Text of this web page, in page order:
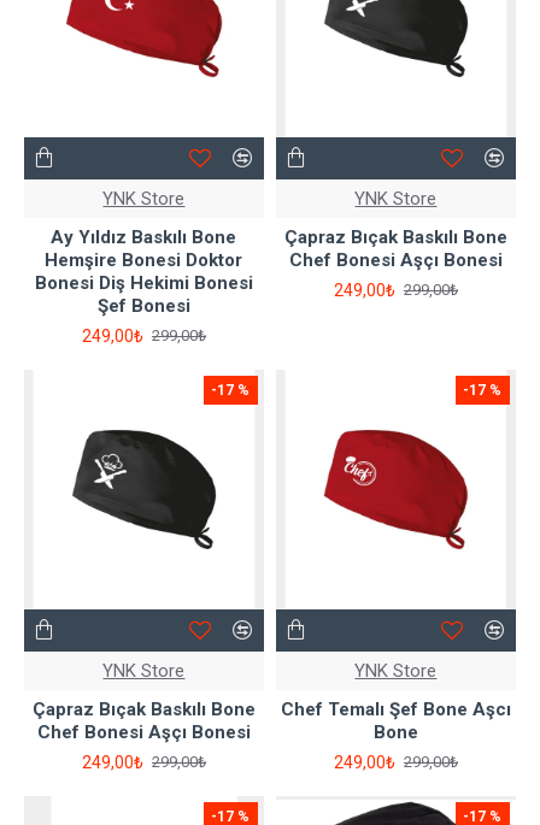
YNK Store
Ay Yıldız Baskılı Bone
Hemşire Bonesi Doktor
Bonesi Diş Hekimi Bonesi
Şef Bonesi
249,00₺ 299,00₺
YNK Store
Çapraz Bıçak Baskılı Bone
Chef Bonesi Aşçı Bonesi
249,00₺ 299,00₺
-17 %
YNK Store
Çapraz Bıçak Baskılı Bone
Chef Bonesi Aşçı Bonesi
249,00₺ 299,00₺
-17 %
YNK Store
Chef Temalı Şef Bone Aşcı
Bone
249,00₺ 299,00₺
-17 % -17 %